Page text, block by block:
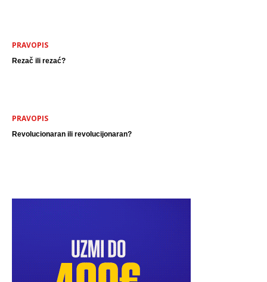
PRAVOPIS
Rezač ili rezać?
PRAVOPIS
Revolucionaran ili revolucijonaran?